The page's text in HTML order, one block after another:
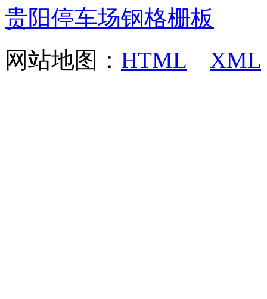
贵阳停车场钢格栅板
网站地图： HTML XML